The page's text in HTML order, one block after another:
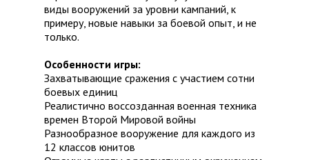
виды вооружений за уровни кампаний, к
примеру, новые навыки за боевой опыт, и не
только.
Особенности игры:
Захватывающие сражения с участием сотни
боевых единиц
Реалистично воссозданная военная техника
времен Второй Мировой войны
Разнообразное вооружение для каждого из
12 классов юнитов